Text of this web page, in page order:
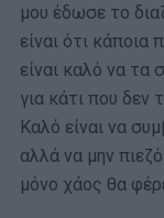
μου έδωσε το
είναι ότι κάποια
είναι καλό να τα
για κάτι που δεν
Καλό είναι να
αλλά να μην
μόνο χάος θα